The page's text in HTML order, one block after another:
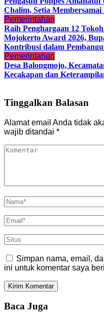
Chalim, Setia
Pemerintahan
Raih Penghargaan 12
Mojokerto Award 2026,
Kontribusi dalam
Pemerintahan
Desa Balongmojo,
Kecakapan dan
Tinggalkan Balasan
Alamat email Anda tidak
wajib ditandai *
Simpan nama, email,
ini untuk komentar saya
Baca Juga